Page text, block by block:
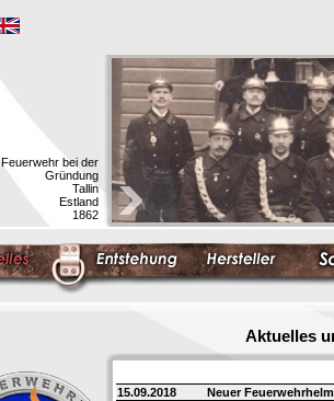
Feuerwehr bei der
Gründung
Tallin
Estland
1862
Aktuelles
15.09.2018
Neuer